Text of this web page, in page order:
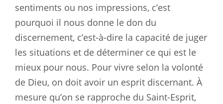
sentiments ou nos impressions, c’est
pourquoi il nous donne le don du
discernement, c’est-à-dire la capacité de juger
les situations et de déterminer ce qui est le
mieux pour nous. Pour vivre selon la volonté
de Dieu, on doit avoir un esprit discernant. À
mesure qu’on se rapproche du Saint-Esprit,